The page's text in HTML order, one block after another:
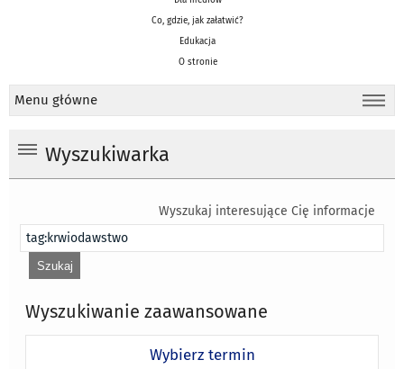
Co, gdzie, jak załatwić?
Edukacja
O stronie
Menu główne
Wyszukiwarka
Wyszukaj interesujące Cię informacje
Wyszukiwanie zaawansowane
Wybierz termin